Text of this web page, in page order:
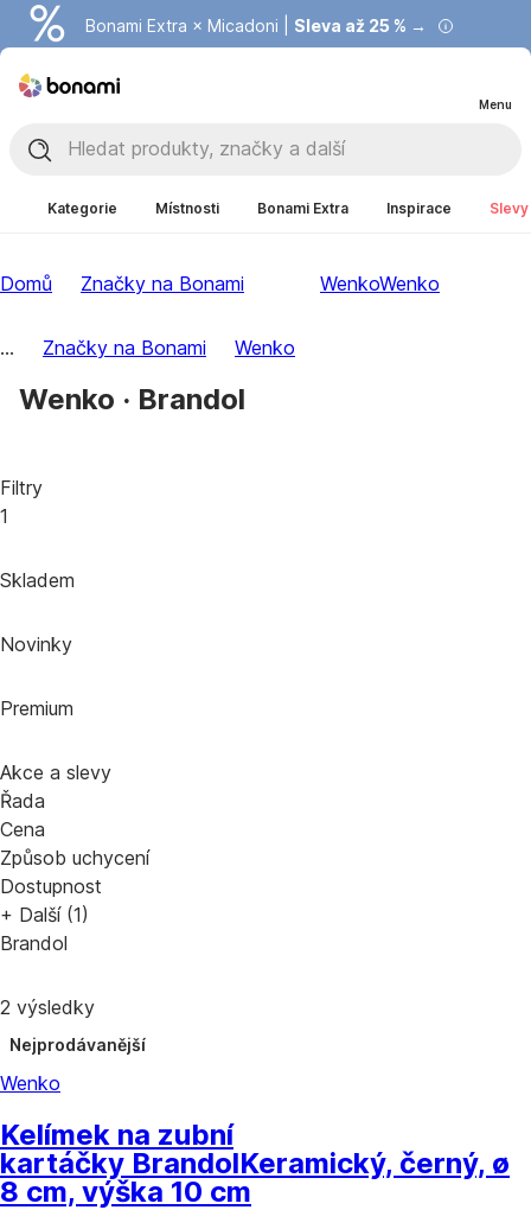
Bonami Extra × Micadoni | Sleva až 25 % →
Summer Sale | Ušetřete až 40 % →
Menu
Kategorie Místnosti Bonami Extra Inspirace
Domů Značky na Bonami WenkoWenko
... Značky na Bonami Wenko
Wenko · Brandol
Filtry
1
Skladem
Novinky
Premium
Akce a slevy
Řada
Cena
Způsob uchycení
Dostupnost
+ Další (1)
Brandol
2 výsledky
Nejprodávanější
Wenko
Kelímek na zubní
kartáčky BrandolKeramický, černý, ø
8 cm, výška 10 cm